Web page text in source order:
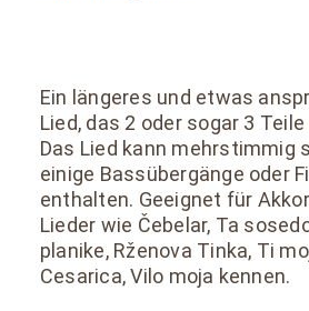
Ein längeres und etwas
Lied, das 2 oder sogar 3
Das Lied kann mehrstimmig
einige Bassübergänge oder
enthalten. Geeignet für
Lieder wie Čebelar, Ta
planike, Rženova Tinka, Ti
Cesarica, Vilo moja kennen.